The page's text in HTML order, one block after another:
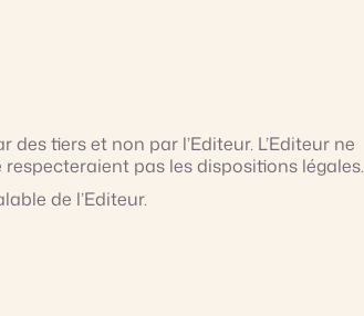
tiers et non par l’Editeur. L’Editeur ne
pas les dispositions légales.
de l’Editeur.